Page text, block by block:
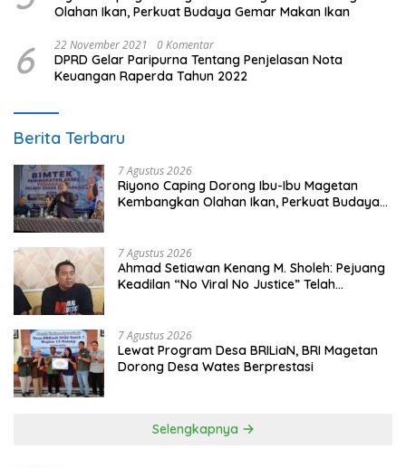
Olahan Ikan, Perkuat Budaya Gemar Makan Ikan
6 22 November 2021 0 Komentar
DPRD Gelar Paripurna Tentang Penjelasan Nota
Keuangan Raperda Tahun 2022
Berita Terbaru
7 Agustus 2026
Riyono Caping Dorong Ibu-Ibu Magetan
Kembangkan Olahan Ikan, Perkuat Budaya
7 Agustus 2026
Ahmad Setiawan Kenang M. Sholeh: Pejuang
Keadilan “No Viral No Justice” Telah
7 Agustus 2026
Lewat Program Desa BRILiaN, BRI Magetan
Dorong Desa Wates Berprestasi
Selengkapnya